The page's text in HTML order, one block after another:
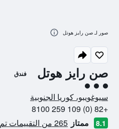
صن رايز هوتل فندق
تقييم فئة 3
سيوغويبو، كوريا الجنوبية
+82 (0) 109 259 8100
8.1 ممتاز 265 من التقييمات تم التحقق منها
صور لـ صن رايز هوتل